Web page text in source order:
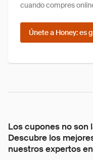
cuando compres
Únete a Honey: es
Los cupones no son
Descubre los
nuestros expertos